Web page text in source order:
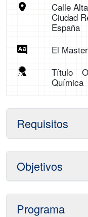
Calle
Ciudad
España
El
Título
Química
Requisitos
Objetivos
Programa